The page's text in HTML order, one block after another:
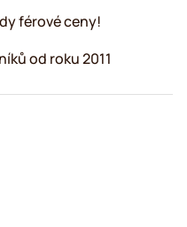
férové ceny!
od roku 2011